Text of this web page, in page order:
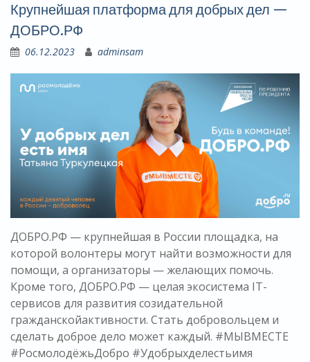
Крупнейшая платформа для добрых дел —
ДОБРО.РФ
06.12.2023 adminsam
ДОБРО.РФ — крупнейшая в России площадка, на
которой волонтеры могут найти возможности для
помощи, а организаторы — желающих помочь.
Кроме того, ДОБРО.РФ — целая экосистема IT-
сервисов для развития созидательной
гражданскойактивности. Стать добровольцем и
сделать доброе дело может каждый. #МЫВМЕСТЕ
#РосмолодёжьДобро #Удобрыхделестьимя